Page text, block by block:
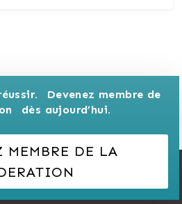
Devenez membre de
dès aujourd’hui.
MEMBRE DE LA